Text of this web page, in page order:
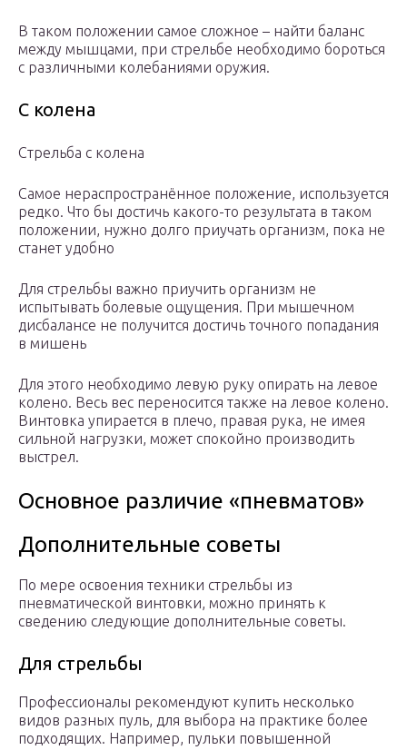
В таком положении самое сложное – найти баланс
между мышцами, при стрельбе необходимо бороться
с различными колебаниями оружия.
С колена
Стрельба с колена
Самое нераспространённое положение, используется
редко. Что бы достичь какого-то результата в таком
положении, нужно долго приучать организм, пока не
станет удобно
Для стрельбы важно приучить организм не
испытывать болевые ощущения. При мышечном
дисбалансе не получится достичь точного попадания
в мишень
Для этого необходимо левую руку опирать на левое
колено. Весь вес переносится также на левое колено.
Винтовка упирается в плечо, правая рука, не имея
сильной нагрузки, может спокойно производить
выстрел.
Основное различие «пневматов»
Дополнительные советы
По мере освоения техники стрельбы из
пневматической винтовки, можно принять к
сведению следующие дополнительные советы.
Для стрельбы
Профессионалы рекомендуют купить несколько
видов разных пуль, для выбора на практике более
подходящих. Например, пульки повышенной